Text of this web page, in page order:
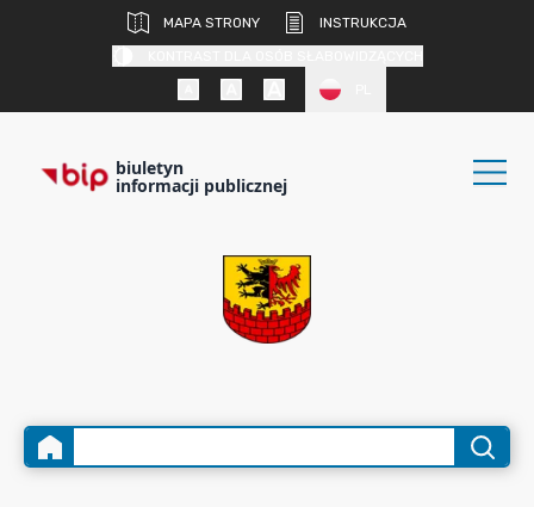
MAPA STRONY
INSTRUKCJA
biuletyn
informacji publicznej